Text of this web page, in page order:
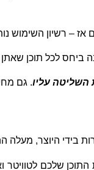
רשיון השימוש
ביחס לכל תוכן
עליו. גם
בידי היוצר, מעלה
שלכם לטוויטר